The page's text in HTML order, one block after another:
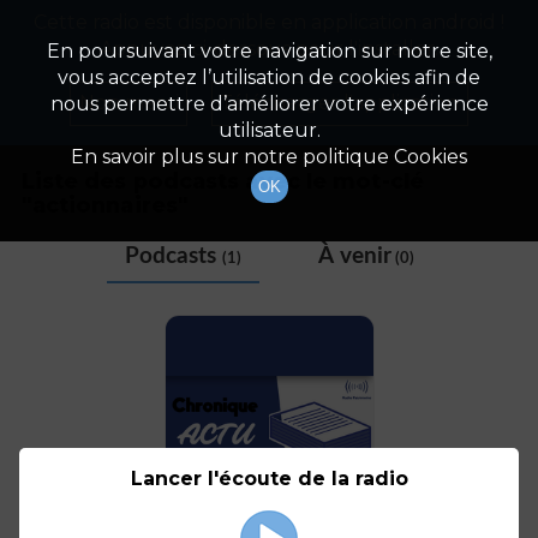
Tag
Liste des podcasts avec le mot-clé
Podcasts (1) À venir(0)
En poursuivant votre navigation sur notre site,
vous acceptez l’utilisation de cookies afin de
nous permettre d’améliorer votre expérience
utilisateur.
En savoir plus sur notre politique Cookies
OK
Appuyez ci-dessous pour l'installer.
Non merci Télécharger l'application
Lancer l'écoute de la radio